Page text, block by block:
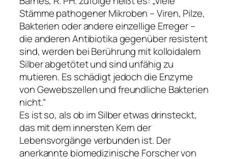
Stämme pathogener Mikroben – Viren, Pilze,
Bakterien oder andere einzellige Erreger –
die anderen Antibiotika gegenüber resistent
sind, werden bei Berührung mit kolloidalem
Silber abgetötet und sind unfähig zu
mutieren. Es schädigt jedoch die Enzyme
von Gewebszellen und freundliche Bakterien
nicht.“
Es ist so, als ob im Silber etwas drinsteckt,
das mit dem innersten Kern der
Lebensvorgänge verbunden ist. Der
anerkannte biomedizinische Forscher von